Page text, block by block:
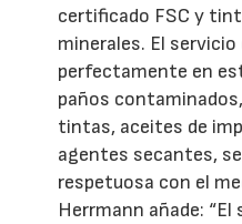
certificado FSC y
minerales. El servicio
perfectamente en
paños
tintas, aceites de
agentes secantes,
respetuosa con el
Herrmann añade: